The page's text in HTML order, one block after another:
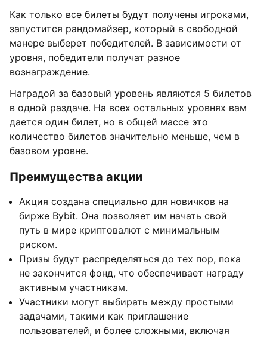
Как только все билеты будут получены игроками,
запустится рандомайзер, который в свободной
манере выберет победителей. В зависимости от
уровня, победители получат разное
вознаграждение.
Наградой за базовый уровень являются 5 билетов
в одной раздаче. На всех остальных уровнях вам
дается один билет, но в общей массе это
количество билетов значительно меньше, чем в
базовом уровне.
Преимущества акции
Акция создана специально для новичков на
бирже Bybit. Она позволяет им начать свой
путь в мире криптовалют с минимальным
риском.
Призы будут распределяться до тех пор, пока
не закончится фонд, что обеспечивает награду
активным участникам.
Участники могут выбирать между простыми
задачами, такими как приглашение
пользователей, и более сложными, включая